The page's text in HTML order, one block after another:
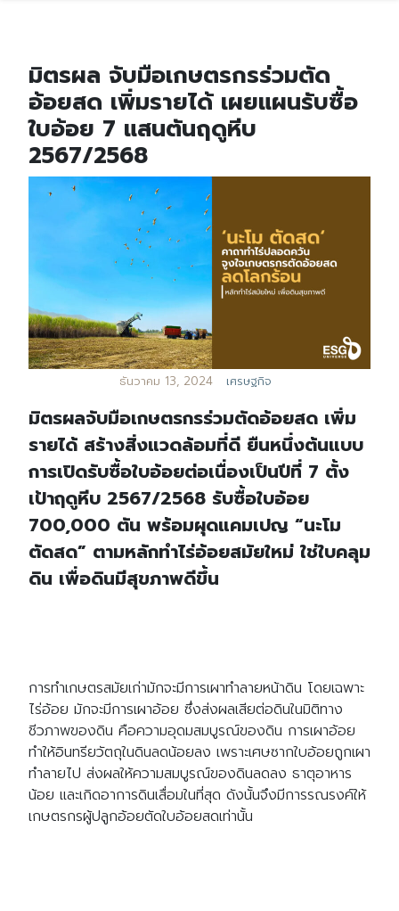
มิตรผล จับมือเกษตรกรร่วมตัด
อ้อยสด เพิ่มรายได้ เผยแผนรับซื้อ
ใบอ้อย 7 แสนตันฤดูหีบ
2567/2568
ธันวาคม 13, 2024 เศรษฐกิจ
มิตรผลจับมือเกษตรกรร่วมตัดอ้อยสด เพิ่ม
รายได้ สร้างสิ่งแวดล้อมที่ดี ยืนหนึ่งต้นแบบ
การเปิดรับซื้อใบอ้อยต่อเนื่องเป็นปีที่ 7 ตั้ง
เป้าฤดูหีบ 2567/2568 รับซื้อใบอ้อย
700,000 ตัน พร้อมผุดแคมเปญ “นะโม
ตัดสด” ตามหลักทำไร่อ้อยสมัยใหม่ ใช่ใบคลุม
ดิน เพื่อดินมีสุขภาพดีขึ้น
การทำเกษตรสมัยเก่ามักจะมีการเผาทำลายหน้าดิน โดยเฉพาะ
ไร่อ้อย มักจะมีการเผาอ้อย ซึ่งส่งผลเสียต่อดินในมิติทาง
ชีวภาพของดิน คือความอุดมสมบูรณ์ของดิน การเผาอ้อย
ทำให้อินทรียวัตถุในดินลดน้อยลง เพราะเศษซากใบอ้อยถูกเผา
ทำลายไป ส่งผลให้ความสมบูรณ์ของดินลดลง ธาตุอาหาร
น้อย และเกิดอาการดินเสื่อมในที่สุด ดังนั้นจึงมีการรณรงค์ให้
เกษตรกรผู้ปลูกอ้อยตัดใบอ้อยสดเท่านั้น